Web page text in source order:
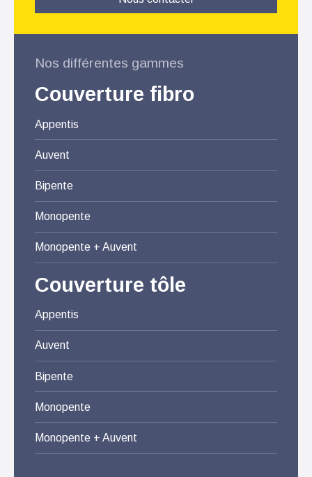
Nos différentes gammes
Couverture fibro
Appentis
Auvent
Bipente
Monopente
Monopente + Auvent
Couverture tôle
Appentis
Auvent
Bipente
Monopente
Monopente + Auvent